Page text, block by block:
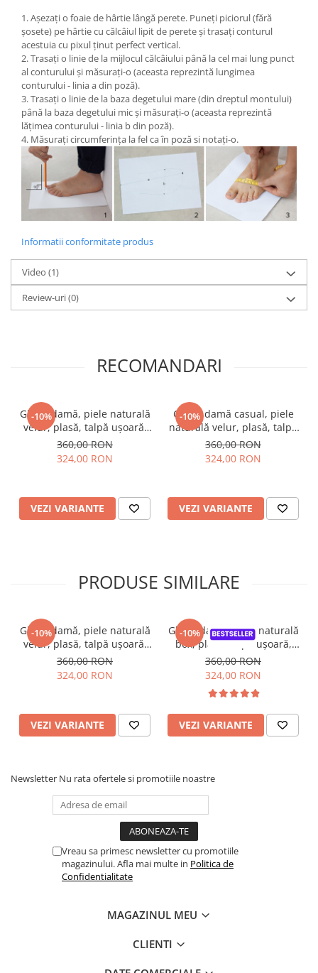
1. Așezați o foaie de hârtie lângă perete. Puneți piciorul (fără
șosete) pe hârtie cu călcâiul lipit de perete și trasați conturul
acestuia cu pixul ținut perfect vertical.
2. Trasați o linie de la mijlocul călcâiului până la cel mai lung punct
al conturului și măsurați-o (aceasta reprezintă lungimea
conturului - linia a din poză).
3. Trasați o linie de la baza degetului mare (din dreptul montului)
până la baza degetului mic și măsurați-o (aceasta reprezintă
lățimea conturului - linia b din poză).
4. Măsurați circumferința la fel ca în poză si notați-o.
Informatii conformitate produs
Video (1)
Review-uri(0)
RECOMANDARI
-10%
Ghete damă, piele naturală
velur, plasă, talpă ușoară,
crampoane mari, bleumarin
360,00 RON
324,00 RON
VEZI VARIANTE
-10%
Ghete damă casual, piele
naturală velur, plasă, talpă
ușoară roșie, crampoane,
negru
360,00 RON
324,00 RON
VEZI VARIANTE
PRODUSE SIMILARE
-10%
Ghete damă, piele naturală
velur, plasă, talpă ușoară,
crampoane mari, verde
360,00 RON
324,00 RON
VEZI VARIANTE
-10%
Ghete damă, piele naturală
box, plasă, talpă ușoară,
crampoane mari, negru
360,00 RON
324,00 RON
VEZI VARIANTE
Newsletter Nu rata ofertele si promotiile noastre
Vreau sa primesc newsletter cu promotiile
magazinului. Afla mai multe in Politica de
Confidentialitate
MAGAZINUL MEU
CLIENTI